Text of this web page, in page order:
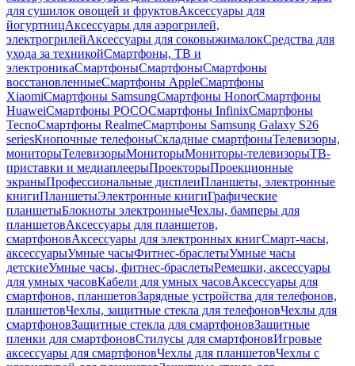
для сушилок овощей и фруктовАксессуары для
йогуртницАксессуары для аэрогрилей,
электрогрилейАксессуары для соковыжималокСредства для
ухода за техникойСмартфоны, ТВ и
электроникаСмартфоныСмартфоныСмартфоны
восстановленныеСмартфоны AppleСмартфоны
XiaomiСмартфоны SamsungСмартфоны HonorСмартфоны
HuaweiСмартфоны POCOСмартфоны InfinixСмартфоны
TecnoСмартфоны RealmeСмартфоны Samsung Galaxy S26
seriesКнопочные телефоныСкладные смартфоныТелевизоры,
мониторыТелевизорыМониторыМониторы-телевизорыТВ-
приставки и медиаплеерыПроекторыПроекционные
экраныПрофессиональные дисплеиПланшеты, электронные
книгиПланшетыЭлектронные книгиГрафические
планшетыБлокноты электронныеЧехлы, бамперы для
планшетовАксессуары для планшетов,
смартфоновАксессуары для электронных книгСмарт-часы,
аксессуарыУмные часыФитнес-браслетыУмные часы
детскиеУмные часы, фитнес-браслетыРемешки, аксессуары
для умных часовКабели для умных часовАксессуары для
смартфонов, планшетовЗарядные устройства для телефонов,
планшетовЧехлы, защитные стекла для телефоновЧехлы для
смартфоновЗащитные стекла для смартфоновЗащитные
пленки для смартфоновСтилусы для смартфоновИгровые
аксессуары для смартфоновЧехлы для планшетовЧехлы с